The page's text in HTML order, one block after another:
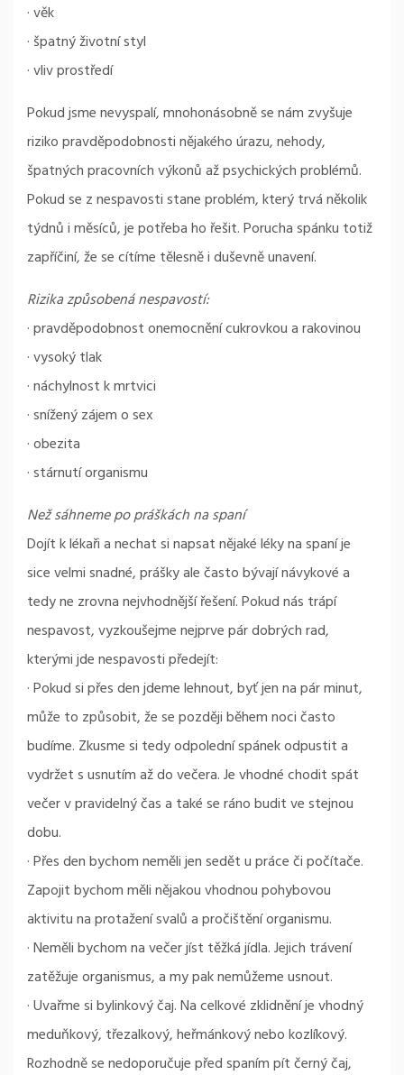
· věk
· špatný životní styl
· vliv prostředí
Pokud jsme nevyspalí, mnohonásobně se nám zvyšuje
riziko pravděpodobnosti nějakého úrazu, nehody,
špatných pracovních výkonů až psychických problémů.
Pokud se z nespavosti stane problém, který trvá několik
týdnů i měsíců, je potřeba ho řešit. Porucha spánku totiž
zapříčiní, že se cítíme tělesně i duševně unavení.
Rizika způsobená nespavostí:
· pravděpodobnost onemocnění cukrovkou a rakovinou
· vysoký tlak
· náchylnost k mrtvici
· snížený zájem o sex
· obezita
· stárnutí organismu
Než sáhneme po práškách na spaní
Dojít k lékaři a nechat si napsat nějaké léky na spaní je
sice velmi snadné, prášky ale často bývají návykové a
tedy ne zrovna nejvhodnější řešení. Pokud nás trápí
nespavost, vyzkoušejme nejprve pár dobrých rad,
kterými jde nespavosti předejít:
· Pokud si přes den jdeme lehnout, byť jen na pár minut,
může to způsobit, že se později během noci často
budíme. Zkusme si tedy odpolední spánek odpustit a
vydržet s usnutím až do večera. Je vhodné chodit spát
večer v pravidelný čas a také se ráno budit ve stejnou
dobu.
· Přes den bychom neměli jen sedět u práce či počítače.
Zapojit bychom měli nějakou vhodnou pohybovou
aktivitu na protažení svalů a pročištění organismu.
· Neměli bychom na večer jíst těžká jídla. Jejich trávení
zatěžuje organismus, a my pak nemůžeme usnout.
· Uvařme si bylinkový čaj. Na celkové zklidnění je vhodný
meduňkový, třezalkový, heřmánkový nebo kozlíkový.
Rozhodně se nedoporučuje před spaním pít černý čaj,